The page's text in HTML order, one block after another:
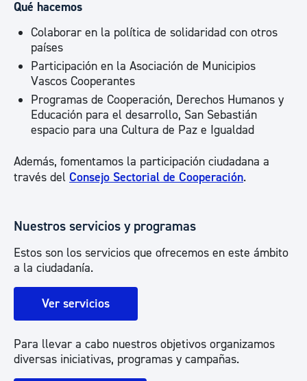
Qué hacemos
Colaborar en la política de solidaridad con otros
países
Participación en la Asociación de Municipios
Vascos Cooperantes
Programas de Cooperación, Derechos Humanos y
Educación para el desarrollo, San Sebastián
espacio para una Cultura de Paz e Igualdad
Además, fomentamos la participación ciudadana a
través del Consejo Sectorial de Cooperación.
Nuestros servicios y programas
Estos son los servicios que ofrecemos en este ámbito
a la ciudadanía.
Ver servicios
Para llevar a cabo nuestros objetivos organizamos
diversas iniciativas, programas y campañas.